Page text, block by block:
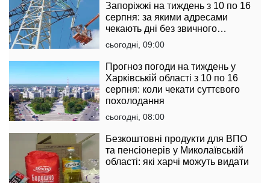
Запоріжжі на тиждень з 10 по 16
серпня: за якими адресами
чекають дні без звичного
комфорту
сьогодні, 09:00
Прогноз погоди на тиждень у
Харківській області з 10 по 16
серпня: коли чекати суттєвого
похолодання
сьогодні, 08:00
Безкоштовні продукти для ВПО
та пенсіонерів у Миколаївській
області: які харчі можуть видати